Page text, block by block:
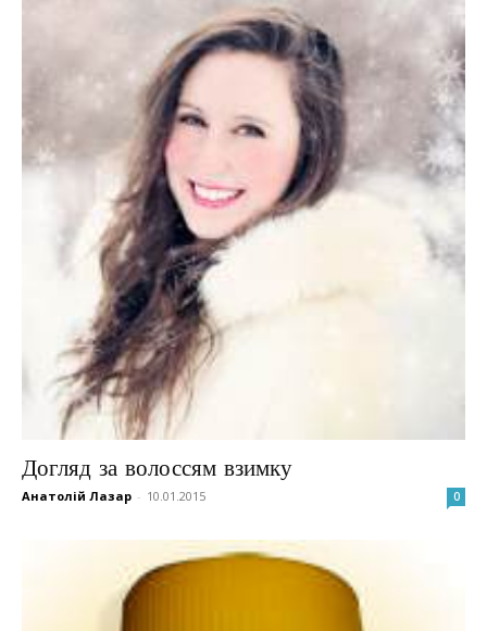
Догляд за волоссям взимку
Анатолій Лазар - 10.01.2015 0